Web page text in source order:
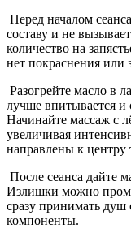
Перед началом
составу и не
количество на
нет покраснения или
Разогрейте масло в
лучше впитывается и
Начинайте массаж с
увеличивая
направлены к центру
После сеанса дайте
Излишки можно
сразу принимать
компоненты.